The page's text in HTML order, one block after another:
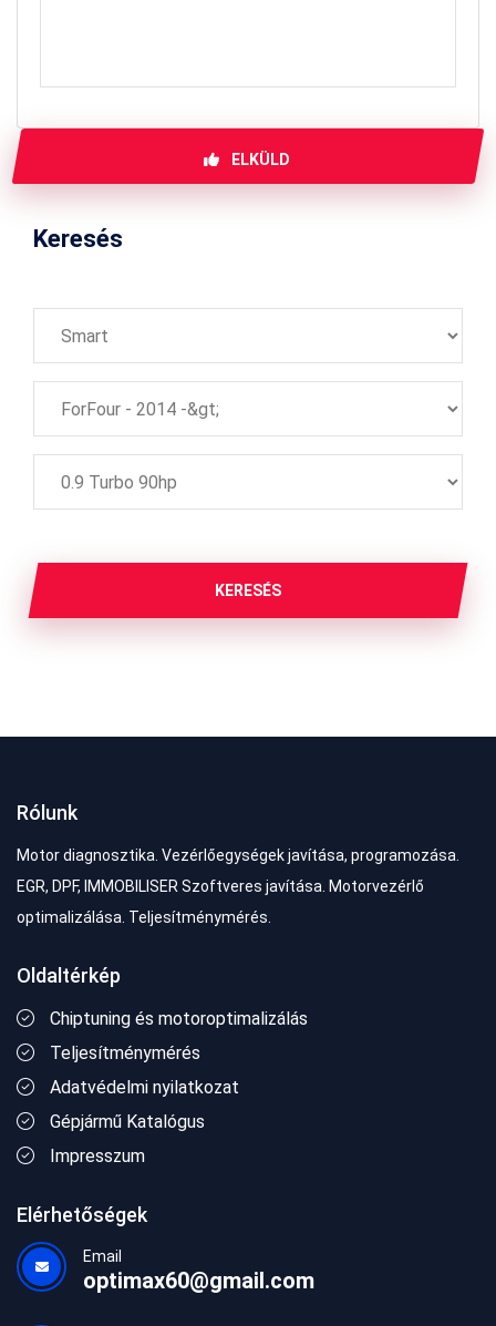
ELKÜLD
Keresés
KERESÉS
Rólunk
Motor diagnosztika. Vezérlőegységek javítása, programozása.
EGR, DPF, IMMOBILISER Szoftveres javítása. Motorvezérlő
optimalizálása. Teljesítménymérés.
Oldaltérkép
Chiptuning és motoroptimalizálás
Teljesítménymérés
Adatvédelmi nyilatkozat
Gépjármű Katalógus
Impresszum
Elérhetőségek
Email
optimax60@gmail.com